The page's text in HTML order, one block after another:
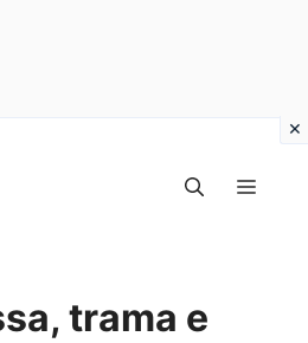
trama e